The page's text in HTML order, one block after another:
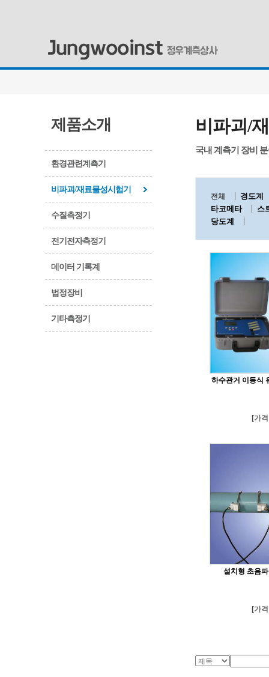
제품소개
환경관련계측기
비파괴/재료물성시험기
수질측정기
전기전자측정기
데이터 기록계
법정장비
기타측정기
비파괴/
국내 계측기 장비
전체
경도계
타코메타
스
당도계
하수관거 이동식
[가
설치형 초음
[가